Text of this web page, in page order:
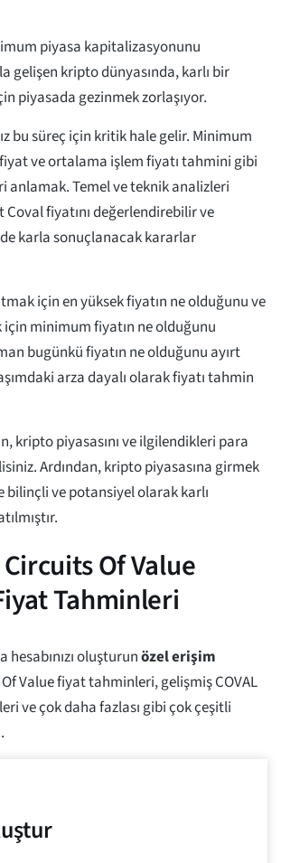
piyasa kapitalizasyonunu
gelişen kripto dünyasında, karlı bir
piyasada gezinmek zorlaşıyor.
bu süreç için kritik hale gelir. Minimum
ve ortalama işlem fiyatı tahmini gibi
anlamak. Temel ve teknik analizleri
fiyatını değerlendirebilir ve
karla sonuçlanacak kararlar
için en yüksek fiyatın ne olduğunu ve
için minimum fiyatın ne olduğunu
bugünkü fiyatın ne olduğunu ayırt
arza dayalı olarak fiyatı tahmin
kripto piyasasını ve ilgilendikleri para
Ardından, kripto piyasasına girmek
bilinçli ve potansiyel olarak karlı
Of Value
Tahminleri
hesabınızı oluşturunözel erişim
Value fiyat tahminleri, gelişmiş COVAL
ve çok daha fazlası gibi çok çeşitli